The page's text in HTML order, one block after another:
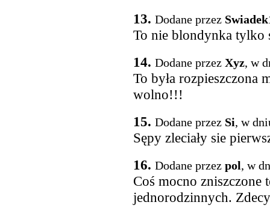
13. Dodane przez
To nie blondynka
14. Dodane przez Xyz, w
To była rozpieszczona
wolno!!!
15. Dodane przez Si, w
Sępy zleciały sie
16. Dodane przez pol, w
Coś mocno zniszczone
jednorodzinnych.